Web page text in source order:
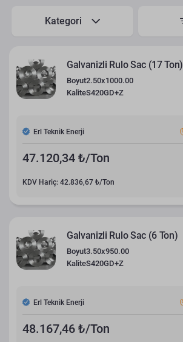
Kategori
Galvanizli Rulo Sac (17 Ton)
Boyut2.50x1000.00
KaliteS420GD+Z
Erl Teknik Enerji
47.120,34 ₺/Ton
KDV Hariç: 42.836,67 ₺/Ton
Galvanizli Rulo Sac (6 Ton)
Boyut3.50x950.00
KaliteS420GD+Z
Erl Teknik Enerji
48.167,46 ₺/Ton